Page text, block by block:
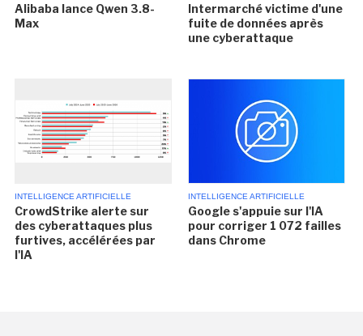
Alibaba lance Qwen 3.8-
Max
Intermarché victime d'une
fuite de données après
une cyberattaque
INTELLIGENCE ARTIFICIELLE
CrowdStrike alerte sur
des cyberattaques plus
furtives, accélérées par
l'IA
INTELLIGENCE ARTIFICIELLE
Google s'appuie sur l'IA
pour corriger 1 072 failles
dans Chrome